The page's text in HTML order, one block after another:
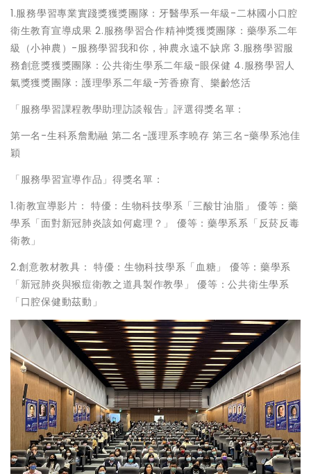
1.服務學習專業實踐獎獲獎團隊：牙醫學系一年級-二林國小口腔
衛生教育宣導成果 2.服務學習合作精神獎獲獎團隊：藥學系二年
級（小神農）-服務學習我和你，神農永遠不缺席 3.服務學習服
務創意獎獲獎團隊：公共衛生學系二年級-眼保健 4.服務學習人
氣獎獲獎團隊：護理學系二年級-芳香療育、樂齡悠活
「服務學習課程教學助理訪談報告」評選得獎名單：
第一名-生科系詹勳融 第二名-護理系李曉存 第三名-藥學系池佳
穎
「服務學習宣導作品」得獎名單：
1.衛教宣導影片： 特優：生物科技學系「三酸甘油脂」 優等：藥
學系「面對新冠肺炎該如何處理？」 優等：藥學系系「反菸反毒
衛教」
2.創意教材教具： 特優：生物科技學系「血糖」 優等：藥學系
「新冠肺炎與猴痘衛教之道具製作教學」 優等：公共衛生學系
「口腔保健動茲動」